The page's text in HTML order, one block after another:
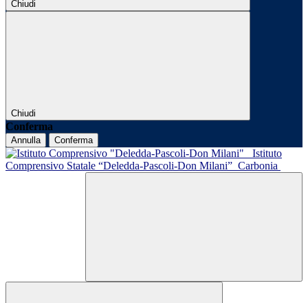
Chiudi
Chiudi
Conferma
Annulla Conferma
Istituto
Comprensivo Statale “Deledda-Pascoli-Don Milani” Carbonia